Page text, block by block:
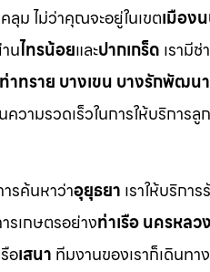
ลุม ไม่ว่าคุณจะอยู่ในเขตเมือง
นไทรน้อยและปากเกร็ด เรามี
ท่าทราย บางเขน บางรักพัฒน
ความรวดเร็วในการให้บริการลู
รค้นหาว่าอุยุธยา เราให้บริกา
รเกษตรอย่างท่าเรือ นครหลว
อเสนา ทีมงานของเราก็เดินท